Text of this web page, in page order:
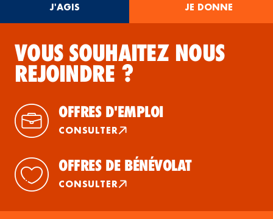
J'AGIS JE DONNE
VOUS SOUHAITEZ NOUS
REJOINDRE ?
OFFRES D'EMPLOI
CONSULTER
OFFRES DE BÉNÉVOLAT
CONSULTER